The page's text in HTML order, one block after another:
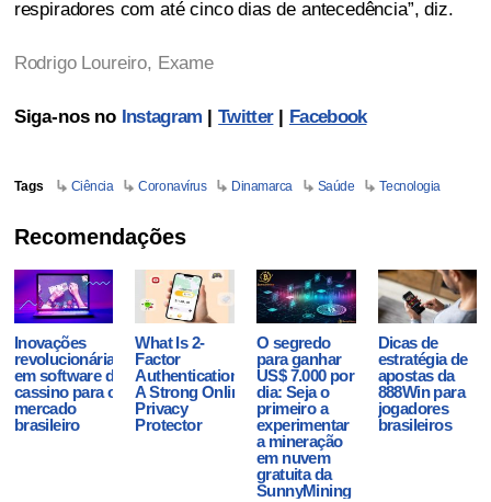
respiradores com até cinco dias de antecedência”, diz.
Rodrigo Loureiro, Exame
Siga-nos no Instagram |Twitter| Facebook
Tags Ciência Coronavírus Dinamarca Saúde Tecnologia
Recomendações
Inovações
revolucionárias
em software de
cassino para o
mercado
brasileiro
What Is 2-
Factor
Authentication?
A Strong Online
Privacy
Protector
O segredo
para ganhar
US$ 7.000 por
dia: Seja o
primeiro a
experimentar
a mineração
em nuvem
gratuita da
SunnyMining
Dicas de
estratégia de
apostas da
888Win para
jogadores
brasileiros